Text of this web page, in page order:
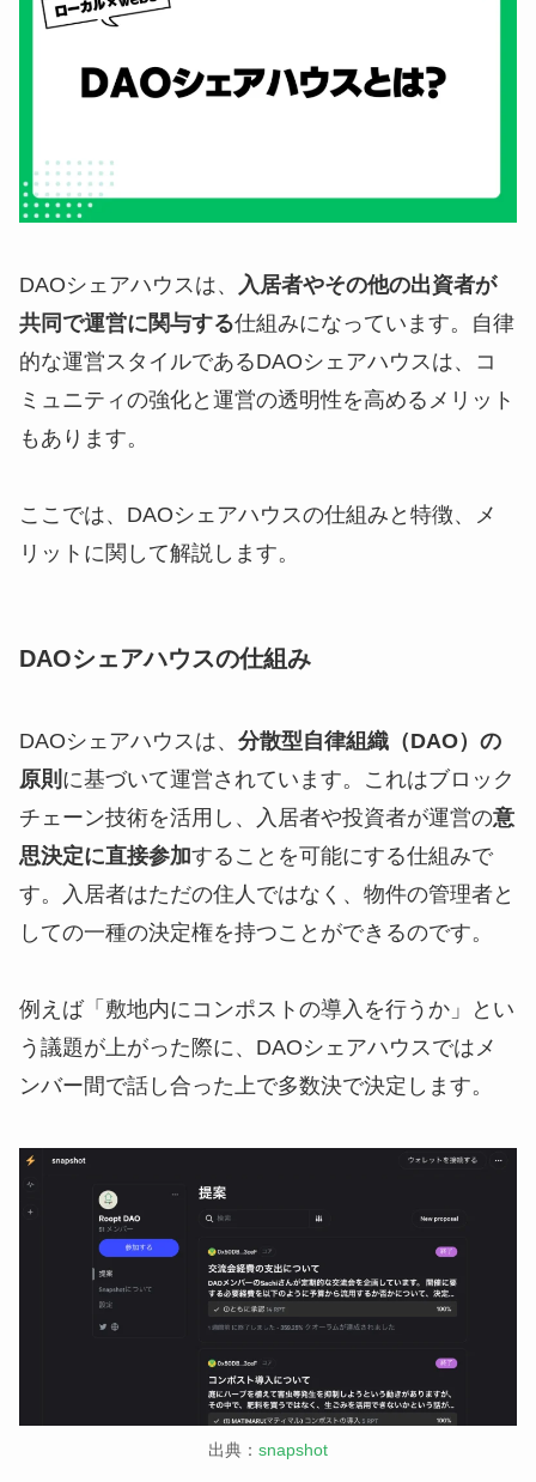
DAOシェアハウスは、
入居者やその他の出資者が
共同で運営に関与する仕組みになっています。自律
的な運営スタイルであるDAOシェアハウスは、コ
ミュニティの強化と運営の透明性を高めるメリット
もあります。
ここでは、DAOシェアハウスの仕組みと特徴、メ
リットに関して解説します。
DAOシェアハウスの仕組み
DAOシェアハウスは、 分散型自律組織（DAO）の
原則 に基づいて運営されています。これはブロック
チェーン技術を活用し、入居者や投資者が運営の意
思決定に直接参加することを可能にする仕組みで
す。入居者はただの住人ではなく、物件の管理者と
しての一種の決定権を持つことができるのです。
例えば「敷地内にコンポストの導入を行うか」とい
う議題が上がった際に、DAOシェアハウスではメ
ンバー間で話し合った上で多数決で決定します。
出典： snapshot